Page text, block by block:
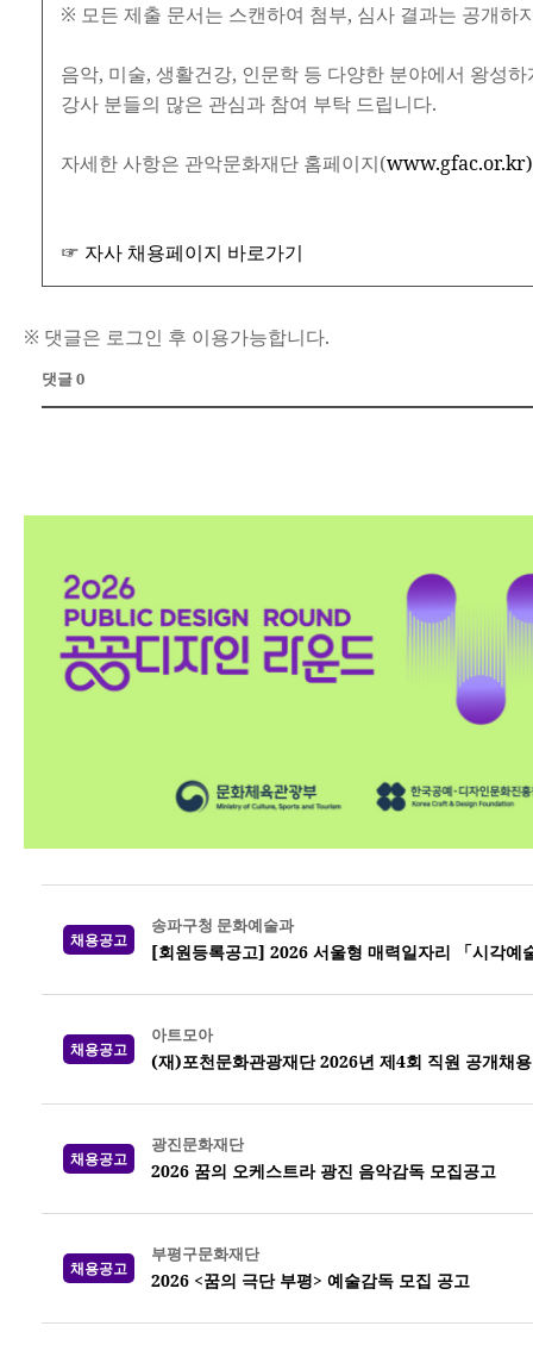
※ 모든 제출 문서는 스캔하여 첨부, 심사 결과는 공개하
음악, 미술, 생활건강, 인문학 등 다양한 분야에서 왕성
강사 분들의 많은 관심과 참여 부탁 드립니다.
자세한 사항은 관악문화재단 홈페이지(
☞ 자사 채용페이지 바로가기
※ 댓글은 로그인 후 이용가능합니다.
댓글 0
채용공고
송파구청 문화예술과
[회원등록공고] 2026 서울형 매력일자리 「시각예
채용공고
아트모아
(재)포천문화관광재단 2026년 제4회 직원 공개채
채용공고
광진문화재단
2026 꿈의 오케스트라 광진 음악감독 모집공고
채용공고
부평구문화재단
2026 <꿈의 극단 부평> 예술감독 모집 공고